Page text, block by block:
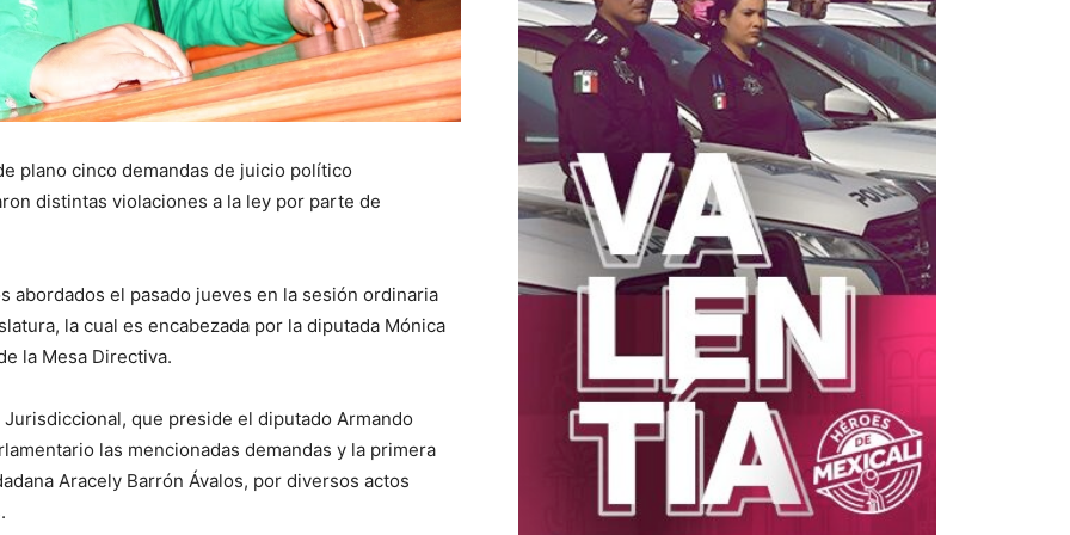
plano cinco demandas de juicio político
distintas violaciones a la ley por parte de
abordados el pasado jueves en la sesión ordinaria
la cual es encabezada por la diputada Mónica
la Mesa Directiva.
que preside el diputado Armando
las mencionadas demandas y la primera
Aracely Barrón Ávalos, por diversos actos